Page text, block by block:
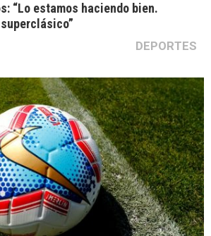
“Lo estamos haciendo bien.
DEPORTES